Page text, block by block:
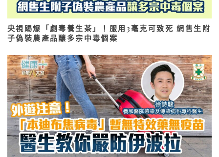
央視踢爆「劇毒養生茶」！服用3毫克可致死 網售生附
子偽裝農產品釀多宗中毒個案